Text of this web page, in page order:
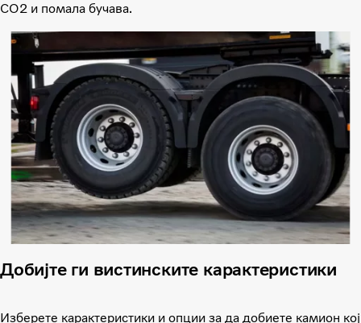
CO2 и помала бучава.
Добијте ги вистинските карактеристики
Изберете карактеристики и опции за да добиете камион кој